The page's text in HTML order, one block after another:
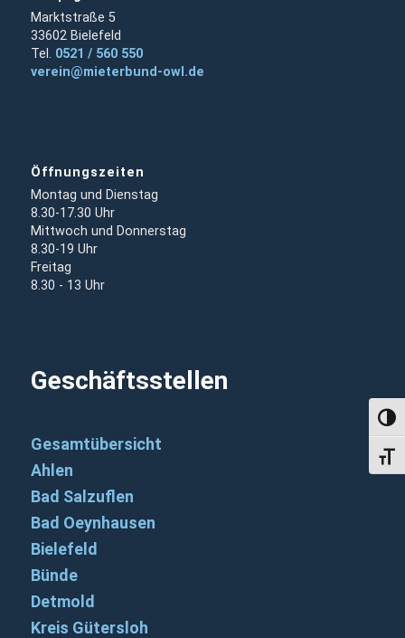
Marktstraße 5
33602 Bielefeld
Tel. 0521 / 560 550
verein@mieterbund-owl.de
Öffnungszeiten
Montag und Dienstag
8.30-17.30 Uhr
Mittwoch und Donnerstag
8.30-19 Uhr
Freitag
8.30 - 13 Uhr
Geschäftsstellen
Gesamtübersicht
Ahlen
Bad Salzuflen
Bad Oeynhausen
Bielefeld
Bünde
Detmold
Kreis Gütersloh